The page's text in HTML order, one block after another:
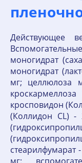
Действующее
моногидрат
моногидрат
мг; целлюлоза
кросповидон
(Коллидон CL) -
стеарилфумарат